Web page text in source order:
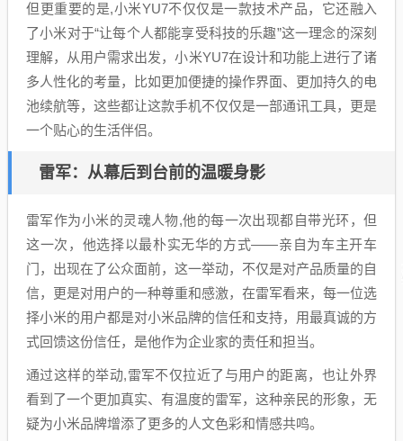
但更重要的是,小米YU7不仅仅是一款技术产品，它还融入
了小米对于“让每个人都能享受科技的乐趣”这一理念的深刻
理解，从用户需求出发，小米YU7在设计和功能上进行了诸
多人性化的考量，比如更加便捷的操作界面、更加持久的电
池续航等，这些都让这款手机不仅仅是一部通讯工具，更是
一个贴心的生活伴侣。
雷军：从幕后到台前的温暖身影
雷军作为小米的灵魂人物,他的每一次出现都自带光环，但
这一次，他选择以最朴实无华的方式——亲自为车主开车
门，出现在了公众面前，这一举动，不仅是对产品质量的自
信，更是对用户的一种尊重和感激，在雷军看来，每一位选
择小米的用户都是对小米品牌的信任和支持，用最真诚的方
式回馈这份信任，是他作为企业家的责任和担当。
通过这样的举动,雷军不仅拉近了与用户的距离，也让外界
看到了一个更加真实、有温度的雷军，这种亲民的形象，无
疑为小米品牌增添了更多的人文色彩和情感共鸣。